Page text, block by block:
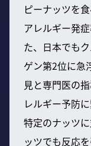
ピーナッツを
アレルギー発
た、日本でも
ゲン第2位に急
見と専門医の
レルギー予防
特定のナッツ
ッツでも反応